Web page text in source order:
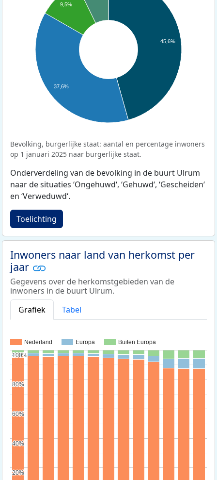
45,6%
9,5%
37,6%
Bevolking, burgerlijke staat: aantal en percentage inwoners
op 1 januari 2025 naar burgerlijke staat.
Onderverdeling van de bevolking in de buurt Ulrum
naar de situaties ‘Ongehuwd‘, ‘Gehuwd‘, ‘Gescheiden‘
en ‘Verweduwd‘.
Toelichting
Inwoners naar land van herkomst per
jaar
Gegevens over de herkomstgebieden van de
inwoners in de buurt Ulrum.
Grafiek
Tabel
Nederland Europa Buiten Europa
20%
20%
40%
40%
60%
60%
80%
80%
100%
100%